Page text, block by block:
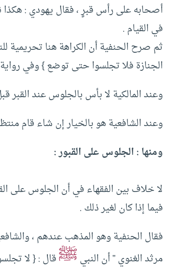
أصحابه على رأس قبرٍ ‏،‏ فقال يهودي ‏:‏ هكذا
في القيام ‏.‏ ‏
‏ثم صرح الحنفية أن الكراهة هنا تحريمية
الجنازة فلا تجلسوا حتى توضع ‏}‏ وفي رواية
‏وعند المالكية لا بأس بالجلوس عند القبر
‏وعند الشافعية هو بالخيار إن شاء قام
ومنها : ‏الجلوس على القبور ‏:‏ ‏
لا خلاف بين الفقهاء في أن الجلوس على
فيما إذا كان لغير ذلك ‏.‏ ‏
‏فقال الحنفية وهو المذهب عندهم ‏،‏
مرثد الغنوي ‏”‏ أن النبيﷺقال ‏:‏ ‏{‏ لا